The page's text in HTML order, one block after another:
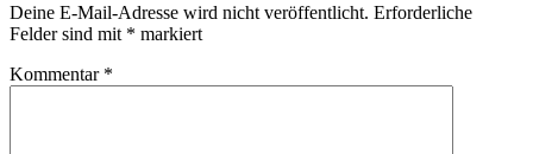
Deine E-Mail-Adresse wird nicht veröffentlicht. Erforderliche
Felder sind mit * markiert
Kommentar *